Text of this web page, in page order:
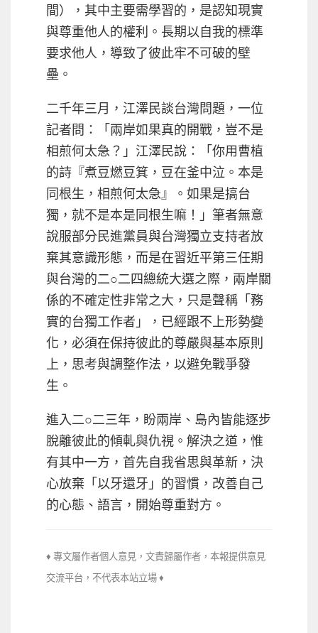
間），其中主要需學習的，是認知現實
與尊重他人的權利。長期以自我的標準
要求他人，導致了彼此牢不可破的壁
壘。
二千年三月，江澤民談台灣問題，一位
記者問：「兩岸如果真的開戰，豈不是
相煎何太急？」江澤民說：「你用曹植
的詩『煮豆燃豆箕，豆在釜中泣。本是
同根生，相煎何太急』。如果是搞台
獨，就不是本是同根生嘛！」筆者無意
說服部分民進黨員與台灣獨立支持者放
棄其意識形態，而是在習近平第三任期
與台灣的二○二四總統大選之際，兩岸關
係的不確定性非常之大，只是聲稱「務
實的台獨工作者」，已經跟不上形勢變
化，必須在保持彼此的尊嚴與基本原則
上，思考與調整作法，以避免戰爭發
生。
進入二○二三年，盼兩岸、島內皆能逐步
脫離彼此的傾軋與仇視。解決之道，惟
有其中一方，首先自我省思與革新，決
心放棄「以牙還牙」的習慣，改善自己
的心態、語言，開始尊重對方。
♦ 專文屬作者個人意見，文責歸屬作者，本報提供意見
交流平台，不代表本站立場 ♦